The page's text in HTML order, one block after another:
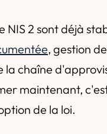
2 sont déjà
, gestion
la chaîne
maintenant,
de la loi.